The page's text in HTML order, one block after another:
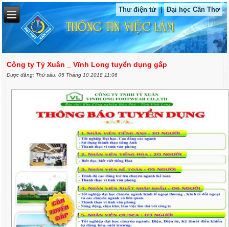
Thư điện tử | Đại học Cần Thơ
Công ty Tỷ Xuân _ Vĩnh Long tuyển dụng gấp
Được đăng: Thứ sáu, 05 Tháng 10 2018 11:06